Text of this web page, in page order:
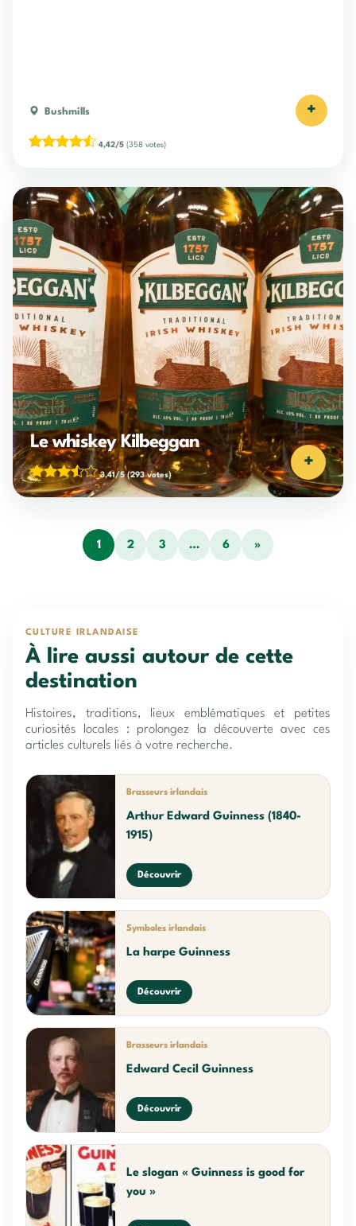
Bushmills +
4,42/5 (358 votes)
Le whiskey Kilbeggan
3,41/5(293 votes)
+
1 2 3 … 6 »
CULTURE IRLANDAISE
À lire aussi autour de cette
destination
Histoires, traditions, lieux emblématiques et petites
curiosités locales : prolongez la découverte avec ces
articles culturels liés à votre recherche.
Brasseurs irlandais
Arthur Edward Guinness (1840-
1915)
Découvrir
Symboles irlandais
La harpe Guinness
Découvrir
Brasseurs irlandais
Edward Cecil Guinness
Découvrir
Le slogan « Guinness is good for
you »